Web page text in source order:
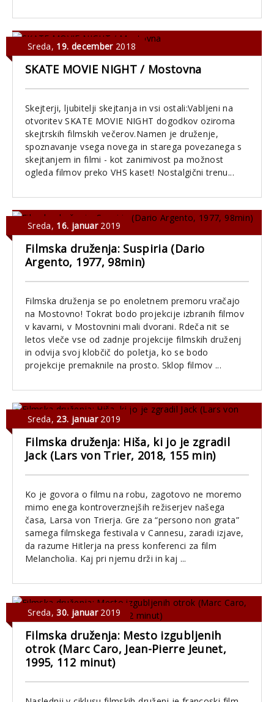
Sreda, 19. december2018
SKATE MOVIE NIGHT / Mostovna
Skejterji, ljubitelji skejtanja in vsi ostali:Vabljeni na
otvoritev SKATE MOVIE NIGHT dogodkov oziroma
skejtrskih filmskih večerov.Namen je druženje,
spoznavanje vsega novega in starega povezanega s
skejtanjem in filmi - kot zanimivost pa možnost
ogleda filmov preko VHS kaset! Nostalgični trenu...
Sreda, 16. januar2019
Filmska druženja: Suspiria (Dario
Argento, 1977, 98min)
Filmska druženja se po enoletnem premoru vračajo
na Mostovno! Tokrat bodo projekcije izbranih filmov
v kavarni, v Mostovnini mali dvorani. Rdeča nit se
letos vleče vse od zadnje projekcije filmskih druženj
in odvija svoj klobčič do poletja, ko se bodo
projekcije premaknile na prosto. Sklop filmov ...
Sreda, 23. januar2019
Filmska druženja: Hiša, ki jo je zgradil
Jack (Lars von Trier, 2018, 155 min)
Ko je govora o filmu na robu, zagotovo ne moremo
mimo enega kontroverznejših režiserjev našega
časa, Larsa von Trierja. Gre za “persono non grata”
samega filmskega festivala v Cannesu, zaradi izjave,
da razume Hitlerja na press konferenci za film
Melancholia. Kaj pri njemu drži in kaj ...
Sreda,30. januar2019
Filmska druženja: Mesto izgubljenih
otrok (Marc Caro, Jean-Pierre Jeunet,
1995, 112 minut)